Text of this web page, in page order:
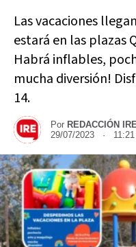
Las vacaciones
estará en las plazas
Habrá inflables,
mucha diversión!
14.
Por REDACCIÓN
29/07/2023 · 11:21